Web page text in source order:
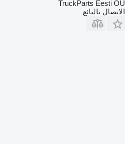
TruckParts Eesti OÜ
الاتصال بالبائع